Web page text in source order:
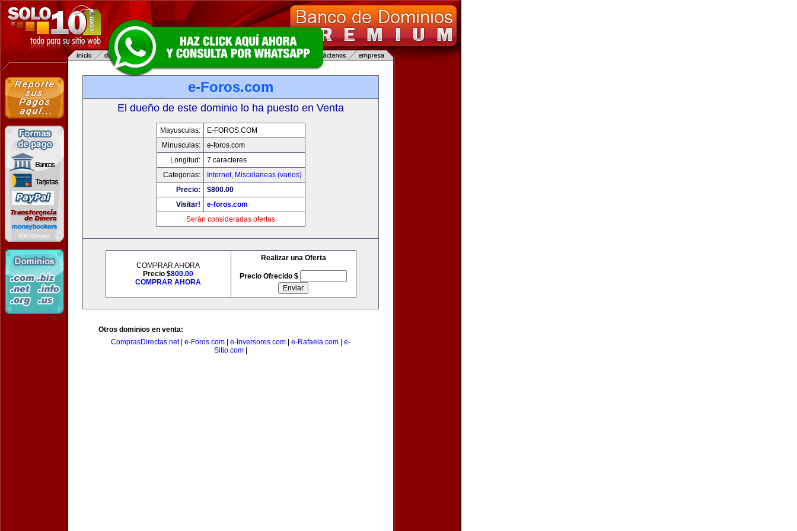
e-Foros.com
El dueño de este dominio lo ha puesto en Venta
Mayusculas:
E-FOROS.COM
Minusculas:
e-foros.com
Longitud:
7 caracteres
Categorias:
Internet, Miscelaneas (varios)
Precio:
$800.00
Visitar!
e-foros.com
Serán consideradas ofertas
COMPRAR AHORA
Precio $800.00
COMPRAR AHORA
Realizar una Oferta
Precio Ofrecido $
Otros dominios en venta:
ComprasDirectas.net| e-Foros.com e-Inversores.com e-Rafaela.com
e-
Sitio.com